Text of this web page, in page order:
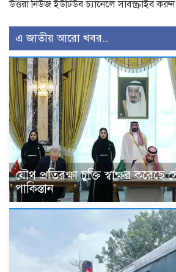
উত্তরা নিউজ ইউটিউব চ্যানেলে সাবস্ক্রাইব করুন:
এ জাতীয় আরো খবর..
যৌথ প্রতিরক্ষা চুক্তি স্বাক্ষর করেছে
পাকিস্তান